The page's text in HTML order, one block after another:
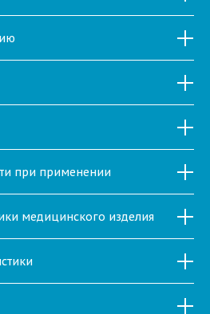
при применении
медицинского изделия